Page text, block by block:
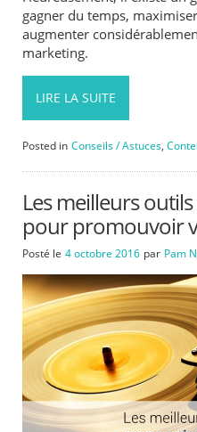
gagner du temps,
augmenter
marketing.
LIRE LA SUITE
Posted in Conseils / Astuces,
Les meilleurs
pour promouvoir
Posté le 4 octobre 2016 par Pam